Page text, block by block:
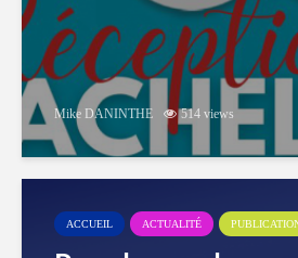
Mike DANINTHE 514 views
ACCUEIL ACTUALITÉ